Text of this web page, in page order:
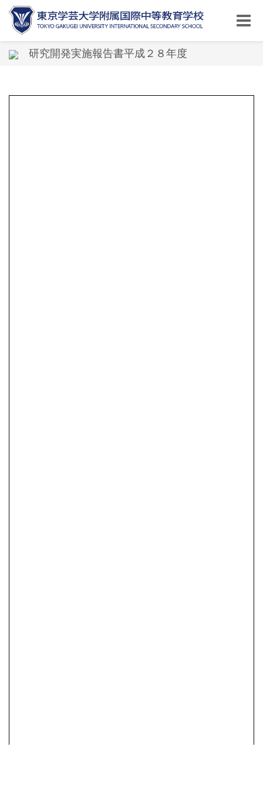
Toggle
研究開発実施報告書平成２８年度